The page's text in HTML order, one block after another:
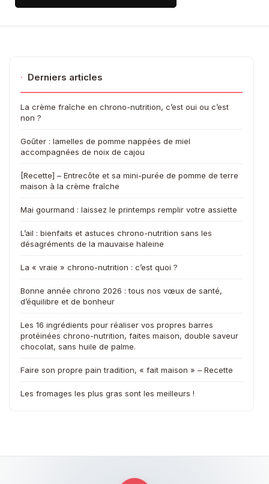
· Derniers articles
La crème fraîche en chrono-nutrition, c’est oui ou c’est
non ?
Goûter : lamelles de pomme nappées de miel
accompagnées de noix de cajou
[Recette] – Entrecôte et sa mini-purée de pomme de terre
maison à la crème fraîche
Mai gourmand : laissez le printemps remplir votre assiette
L’ail : bienfaits et astuces chrono-nutrition sans les
désagréments de la mauvaise haleine
La « vraie » chrono-nutrition : c’est quoi ?
Bonne année chrono 2026 : tous nos vœux de santé,
d’équilibre et de bonheur
Les 16 ingrédients pour réaliser vos propres barres
protéinées chrono-nutrition, faites maison, double saveur
chocolat, sans huile de palme.
Faire son propre pain tradition, « fait maison » – Recette
Les fromages les plus gras sont les meilleurs !